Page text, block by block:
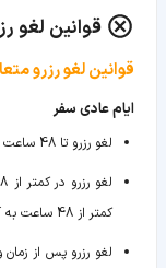
قوانین لغو
قوانین لغو رزرو
ایام عادی سفر
لغو رزرو تا 48 ساعت قبل از زمان ورود
لغو رزرو در کمتر از 48 ساعت قبل از زمان ورود
کمتر از 48 ساعت به آنها مانده است + 15 درصد باقی روز ها
لغو رزرو پس از زمان